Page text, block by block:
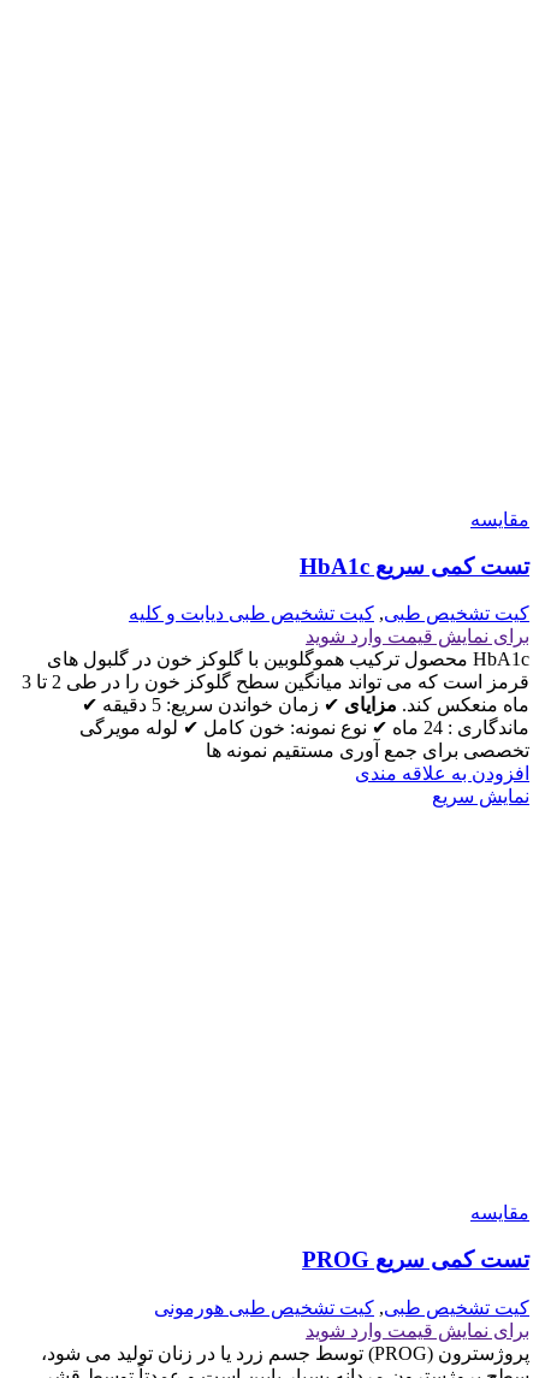
مقايسه
تست کمی سریع HbA1c
کیت تشخیص طبی, کیت تشخیص طبی دیابت و کلیه
برای نمایش قیمت وارد شوید
HbA1c محصول ترکیب هموگلوبین با گلوکز خون در گلبول های
قرمز است که می تواند میانگین سطح گلوکز خون را در طی 2 تا 3
ماه منعکس کند. مزایای
✔ زمان خواندن سریع: 5 دقیقه ✔
ماندگاری : 24 ماه ✔ نوع نمونه: خون کامل ✔ لوله مویرگی
تخصصی برای جمع آوری مستقیم نمونه ها
افزودن به علاقه مندی
نمایش سریع
مقايسه
تست کمی سریع PROG
کیت تشخیص طبی, کیت تشخیص طبی هورمونی
برای نمایش قیمت وارد شوید
پروژسترون (PROG) توسط جسم زرد یا در زنان تولید می شود،